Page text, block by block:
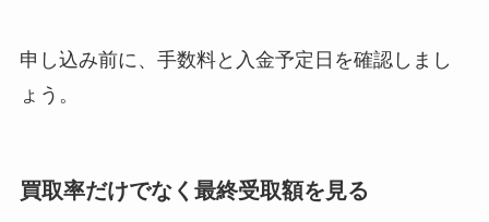
申し込み前に、手数料と入金予定日を確認しまし
ょう。
買取率だけでなく最終受取額を見る